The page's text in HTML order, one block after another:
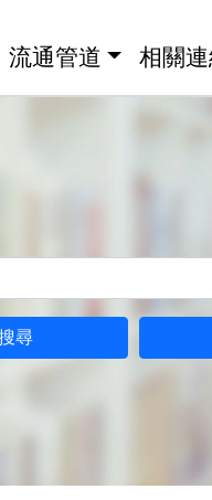
流通管道 相關
尋